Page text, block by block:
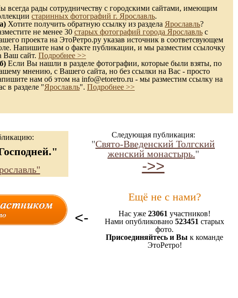
всегда рады сотрудничеству с городскими сайтами, имеющим
старинных фотографий г. Ярославль.
а) Хотите получить обратную ссылку из раздела Ярославль?
не менее 30 старых фотографий города Ярославль с
проекта на ЭтоРетро.ру указав источник в соответсвующем
Напишите нам о факте публикации, и мы разместим ссылочку
Ваш сайт. Подробнее >>
б) Если Вы нашли в разделе фотографии, которые были взяты, по
мнению, с Вашего сайта, но без ссылки на Вас - просто
нам об этом на info@etoretro.ru - мы разместим ссылку на
в разделе "Ярославль". Подробнее >>
Следующая публикация:
"Свято-Введенский Толгский
женский монастырь."
->>
<-
Ещё не с нами?
Нас уже 23061 участников!
Нами опубликовано 523451 старых
фото.
Присоединяйтесь и Вы к команде
ЭтоРетро!